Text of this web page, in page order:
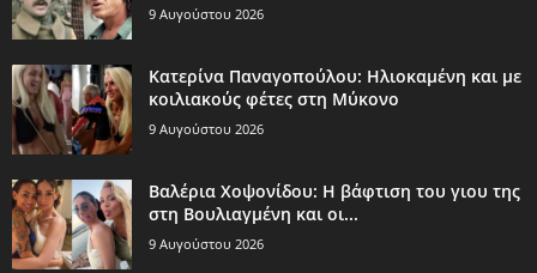
9 Αυγούστου 2026
Κατερίνα Παναγοπούλου: Ηλιοκαμένη και με
κοιλιακούς φέτες στη Μύκονο
9 Αυγούστου 2026
Βαλέρια Χοψονίδου: Η βάφτιση του γιου της
στη Βουλιαγμένη και οι...
9 Αυγούστου 2026